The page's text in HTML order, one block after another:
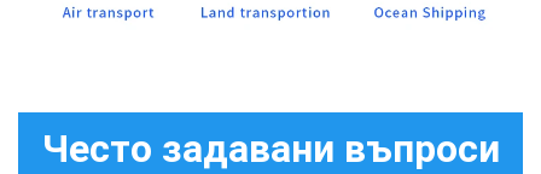
Често задавани въпроси